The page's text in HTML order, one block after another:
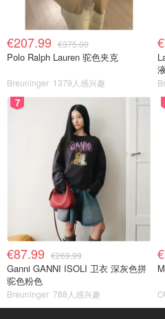
€207.99 €375.00
Polo Ralph Lauren 驼色夹克
Breuninger 1379人感兴趣
7
€87.99 €269.99
Ganni GANNI ISOLI 卫衣 深灰色拼
驼色粉色
Breuninger 788人感兴趣